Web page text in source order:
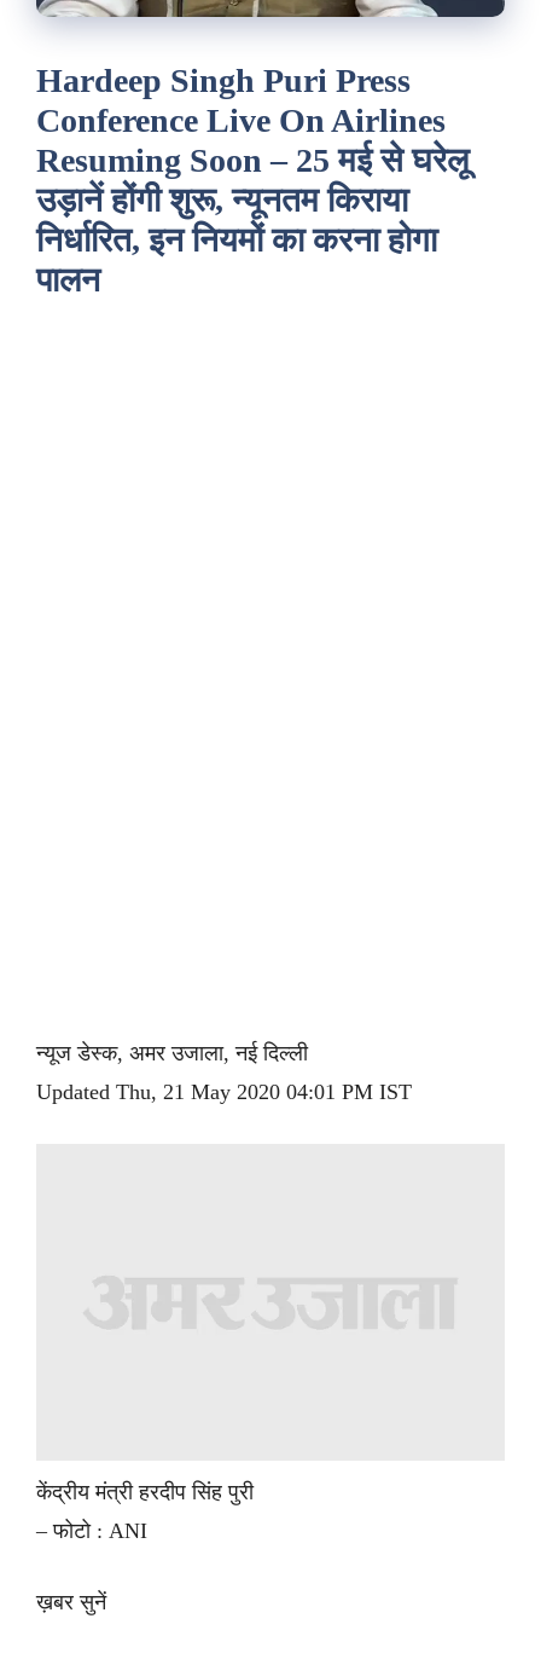
Hardeep Singh Puri Press
Conference Live On Airlines
Resuming Soon – 25 मई से घरेलू
उड़ानें होंगी शुरू, न्यूनतम किराया
निर्धारित, इन नियमों का करना होगा
पालन
न्यूज डेस्क, अमर उजाला, नई दिल्ली
Updated Thu, 21 May 2020 04:01 PM IST
केंद्रीय मंत्री हरदीप सिंह पुरी
– फोटो : ANI
ख़बर सुनें